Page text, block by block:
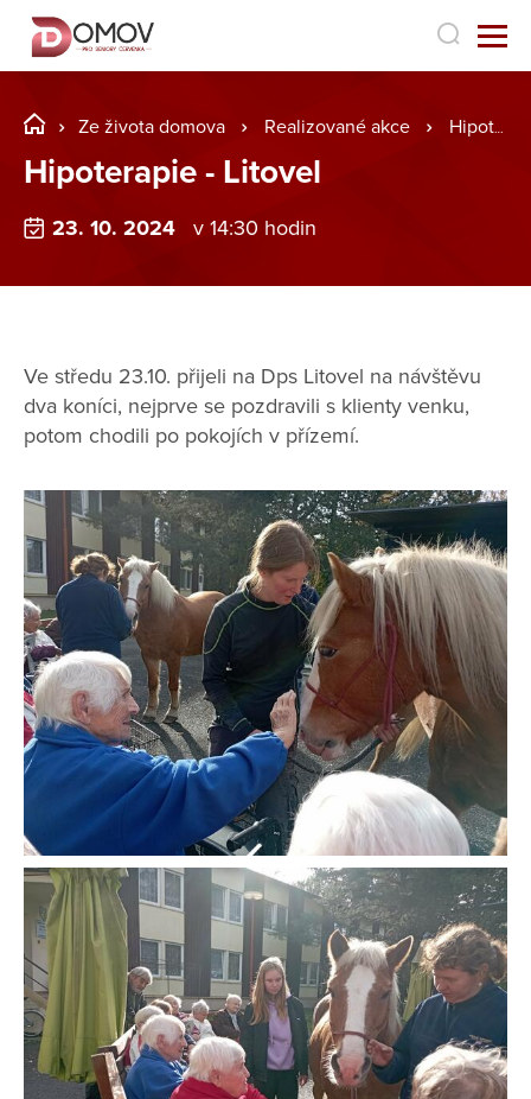
Ze života domova Realizované akce Hipoterapie - Litovel
Hipoterapie - Litovel
23. 10. 2024 v 14:30 hodin
Ve středu 23.10. přijeli na Dps Litovel na návštěvu
dva koníci, nejprve se pozdravili s klienty venku,
potom chodili po pokojích v přízemí.